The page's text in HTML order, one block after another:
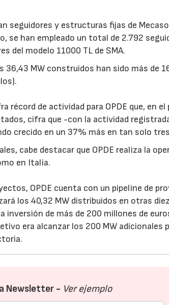
seguidores y estructuras fijas de
se han empleado un total de 2.792
del modelo 11000 TL de SMA.
MW construidos han sido más de
récord de actividad para OPDE que, en
cifra que -con la actividad
crecido en un 37% más en tan solo
cabe destacar que OPDE realiza la
en Italia.
OPDE cuenta con un pipeline de
los 40,32 MW distribuidos en otras
inversión de más de 200 millones de
era alcanzar los 200 MW adicionales
Newsletter - Ver ejemplo
23/07/2026